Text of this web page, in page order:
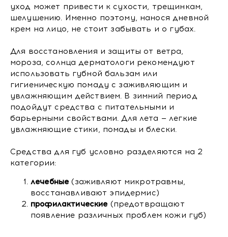
уход может привести к сухости, трещинкам,
шелушению. Именно поэтому, нанося дневной
крем на лицо, не стоит забывать и о губах.
Для восстановления и защиты от ветра,
мороза, солнца дерматологи рекомендуют
использовать губной бальзам или
гигиеническую помаду с заживляющим и
увлажняющим действием. В зимний период
подойдут средства с питательными и
барьерными свойствами. Для лета — легкие
увлажняющие стики, помады и блески.
Средства для губ условно разделяются на 2
категории:
лечебные (заживляют микротравмы,
восстанавливают эпидермис)
профилактические (предотвращают
появление различных проблем кожи губ)